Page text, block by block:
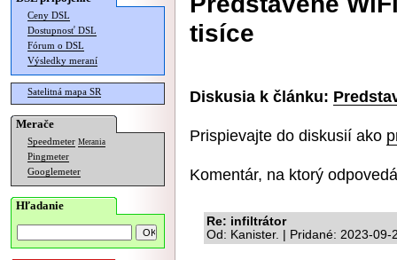
Ceny DSL
Dostupnosť DSL
Fórum o DSL
Výsledky meraní
Satelitná mapa SR
Merače
Speedmeter Merania
Pingmeter
Googlemeter
Hľadanie
tisíce
Diskusia k článku:
Prispievajte do diskusií ako
Komentár, na ktorý
Re: infiltrátor
Od: Kanister. | Pridané: 2023-09-